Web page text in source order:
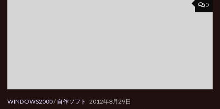
0
WINDOWS2000/ 自作ソフト 2012年8月29日